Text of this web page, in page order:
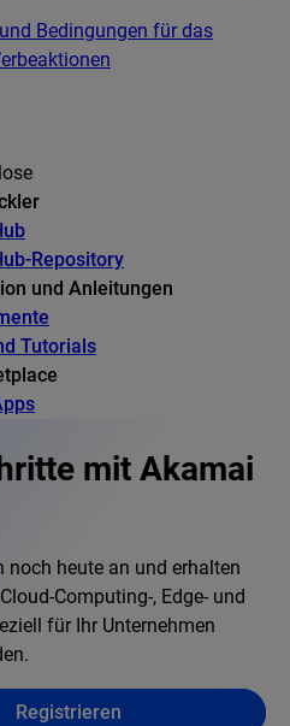
Bedingungen für das
Repository
und Anleitungen
Tutorials
mit Akamai
noch heute an und erhalten
Computing-, Edge- und
für Ihr Unternehmen
Registrieren